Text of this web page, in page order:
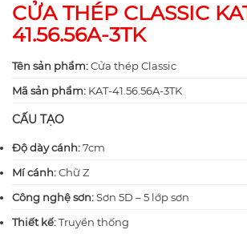
CỬA THÉP CLASSIC
41.56.56A-3TK
Tên sản phẩm:Cửa thép Classic
Mã sản phẩm: KAT-41.56.56A-3TK
CẤU TẠO
Độ dày cánh:7cm
Mí cánh:Chữ Z
Công nghệ sơn:Sơn 5D – 5 lớp sơn
Thiết kế:Truyền thống